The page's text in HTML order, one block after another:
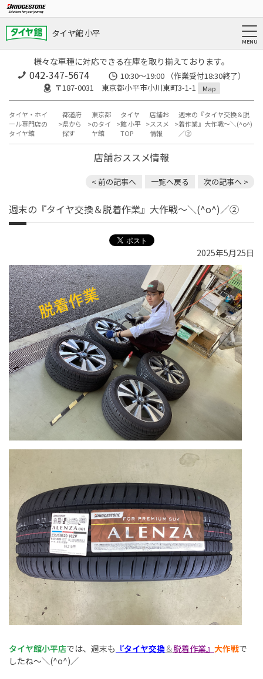
タイヤ館 小平
様々な車種に対応できる在庫を取り揃えております。
042-347-5674
10:30～19:00 （作業受付18:30終了）
〒187-0031 東京都小平市小川東町3-1-1
Map
タイヤ・ホイ
ール専門店の
タイヤ館
都道府
県から
探す
東京都
のタイ
ヤ館
タイヤ
館 小平
TOP
店舗お
ススメ
情報
週末の『タイヤ交換＆脱
着作業』大作戦～＼(^o^)
／②
店舗おススメ情報
< 前の記事へ 一覧へ戻る 次の記事へ >
週末の『タイヤ交換＆脱着作業』大作戦～＼(^o^)／②
2025年5月25日
タイヤ館小平店では、週末も 『タイヤ交換 ＆脱着作業』 大作戦で
したね～＼(^o^)／